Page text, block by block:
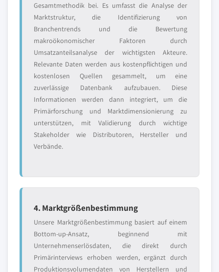
Gesamtmethodik bei. Es umfasst die Analyse der
Marktstruktur, die Identifizierung von
Branchentrends und die Bewertung
makroökonomischer Faktoren durch
Umsatzanteilsanalyse der wichtigsten Akteure.
Relevante Daten werden aus kostenpflichtigen und
kostenlosen Quellen gesammelt, um eine
zuverlässige Datenbank aufzubauen. Diese
Informationen werden dann integriert, um die
Primärforschung und Marktdimensionierung zu
unterstützen, mit Validierung durch wichtige
Stakeholder wie Distributoren, Hersteller und
Verbände.
4. Marktgrößenbestimmung
Unsere Marktgrößenbestimmung basiert auf einem
Bottom-up-Ansatz, beginnend mit
Unternehmenserlösdaten, die direkt durch
Primärinterviews erhoben werden, ergänzt durch
Produktionsvolumendaten von Herstellern und